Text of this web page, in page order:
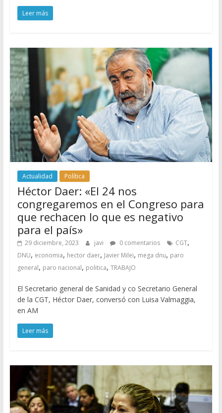
Leer más
Actualidad Política
Héctor Daer: «El 24 nos
congregaremos en el Congreso para
que rechacen lo que es negativo
para el país»
29 diciembre, 2023 javi 0 comentarios CGT,
DNU, economia, hector daer, Javier Milei, mega dnu, paro
general, paro nacional, politica, TRABAJO
El Secretario general de Sanidad y co Secretario General
de la CGT, Héctor Daer, conversó con Luisa Valmaggia,
en AM
Leer más